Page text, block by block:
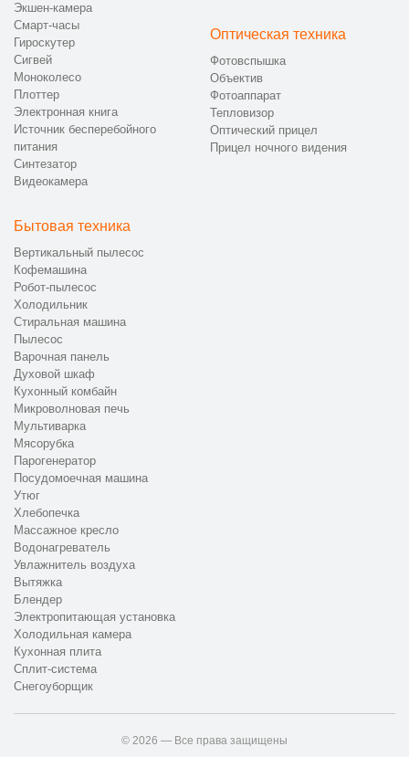
Экшен-камера
Смарт-часы
Гироскутер
Сигвей
Моноколесо
Плоттер
Электронная книга
Источник бесперебойного
питания
Синтезатор
Видеокамера
Оптическая техника
Фотовспышка
Объектив
Фотоаппарат
Тепловизор
Оптический прицел
Прицел ночного видения
Бытовая техника
Вертикальный пылесос
Кофемашина
Робот-пылесос
Холодильник
Стиральная машина
Пылесос
Варочная панель
Духовой шкаф
Кухонный комбайн
Микроволновая печь
Мультиварка
Мясорубка
Парогенератор
Посудомоечная машина
Утюг
Хлебопечка
Массажное кресло
Водонагреватель
Увлажнитель воздуха
Вытяжка
Блендер
Электропитающая установка
Холодильная камера
Кухонная плита
Сплит-система
Снегоуборщик
© 2026 — Все права защищены